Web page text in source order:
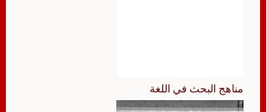
مناهج البحث في اللغة